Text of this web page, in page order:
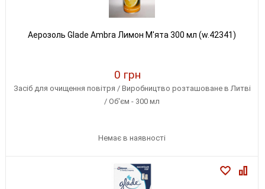
Аерозоль Glade Ambra Лимон М'ята 300 мл (w.42341)
0 грн
Засіб для очищення повітря / Виробництво розташоване в Литві
/ Об'єм - 300 мл
Немає в наявності